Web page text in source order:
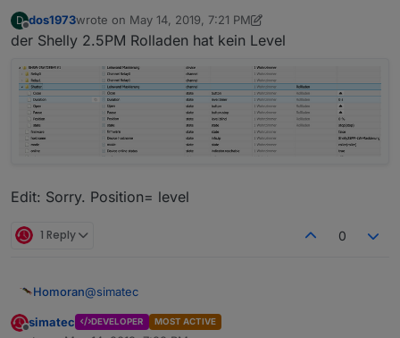
D
Offline
dos1973wrote on May 14, 2019, 7:21 PM
last edited by dos1973May 14, 2019, 9:22 PM
der Shelly 2.5PM Rolladen hat kein Level
Edit: Sorry. Position= level
1 Reply 0
Homoran@simatec
Habe jetzt doch mal schnell vom tablet eine
Offline
simatec DEVELOPER MOST ACTIVE